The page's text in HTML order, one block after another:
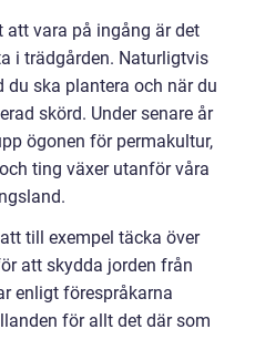
att vara på ingång är det
i trädgården. Naturligtvis
ska plantera och när du
skörd. Under senare år
ögonen för permakultur,
ting växer utanför våra
till exempel täcka över
att skydda jorden från
enligt förespråkarna
för allt det där som